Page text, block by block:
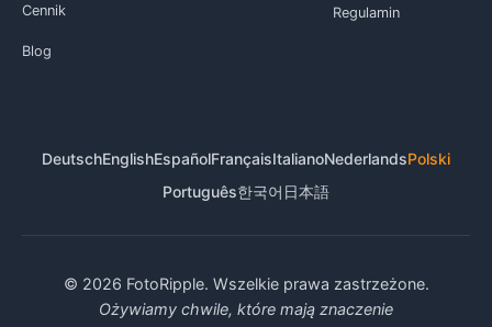
Cennik
Blog
Regulamin
DeutschEnglishEspañolFrançaisItalianoNederlandsPolski
Português한국어 日本語
© 2026 FotoRipple. Wszelkie prawa zastrzeżone.
Ożywiamy chwile, które mają znaczenie